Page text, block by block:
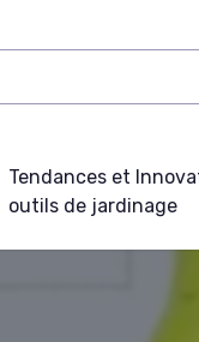
Tendances et
outils de jardinage